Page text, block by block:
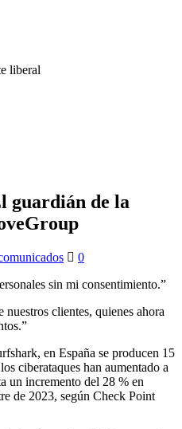
liberal
guardián de la
0
sin mi consentimiento.”
nuestros clientes, quienes ahora
en España se producen 15
ciberataques han aumentado a
un incremento del 28 % en
de 2023, según Check Point